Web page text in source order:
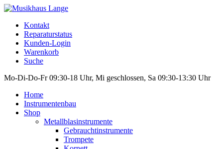
Kontakt
Reparaturstatus
Kunden-Login
Warenkorb
Suche
Mo-Di-Do-Fr 09:30-18 Uhr, Mi geschlossen, Sa 09:30-13:30 Uhr
Home
Instrumentenbau
Shop
Metallblasinstrumente
Gebrauchtinstrumente
Trompete